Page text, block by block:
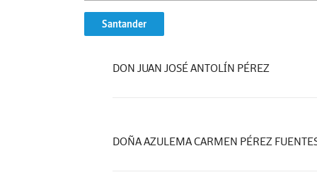
Santander
DON JUAN JOSÉ ANTOLÍN PÉREZ
DOÑA AZULEMA CARMEN PÉREZ